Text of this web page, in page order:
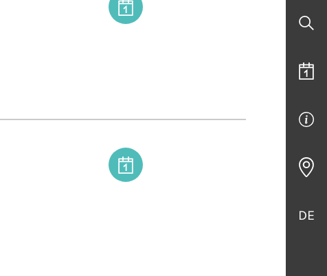
DE